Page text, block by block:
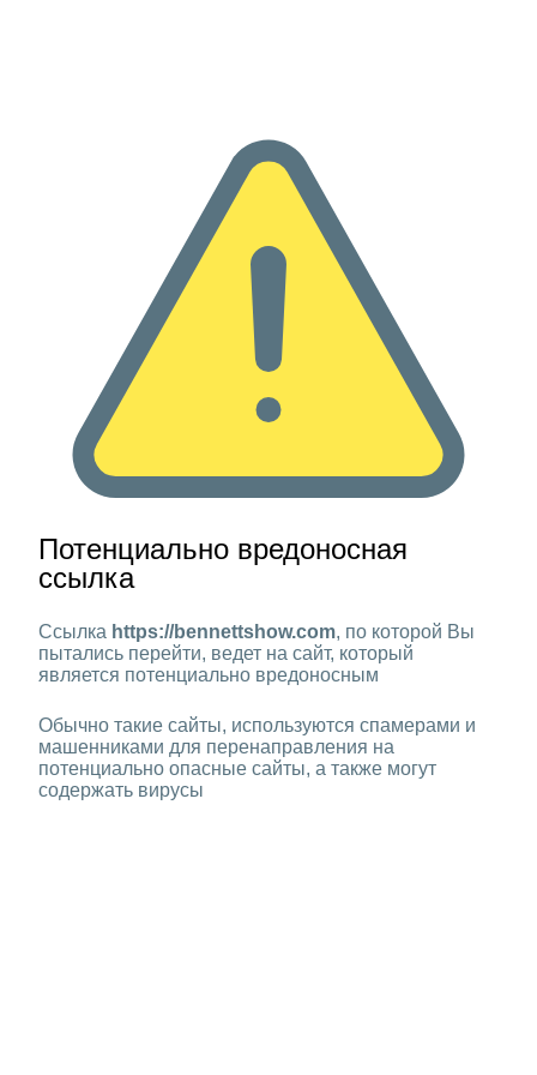
Потенциально вредоносная
ссылка
Ссылка https://bennettshow.com, по которой Вы
пытались перейти, ведет на сайт, который
является потенциально вредоносным
Обычно такие сайты, используются спамерами и
машенниками для перенаправления на
потенциально опасные сайты, а также могут
содержать вирусы